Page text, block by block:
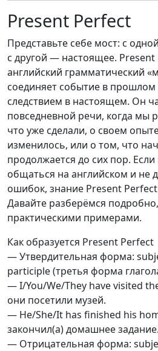
Present Perfect
Представьте себе мост: с
с другой — настоящее.
английский грамматический
соединяет событие в прошлом
следствием в настоящем. Он
повседневной речи, когда мы
что уже сделали, о своем
изменилось, или о том, что
продолжается до сих пор.
общаться на английском и не
ошибок, знание Present
Давайте разберёмся
практическими примерами.
Как образуется Present Perfect
— Утвердительная форма:
participle (третья форма
— I/You/We/They have visited
они посетили музей.
— He/She/It has finished his
закончил(а) домашнее задание.
— Отрицательная форма: